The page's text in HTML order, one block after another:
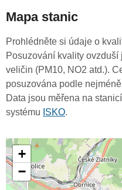
Mapa stanic
Prohlédněte si údaje o
Posuzování kvality
veličin (PM10, NO2 atd.).
posuzována podle
Data jsou měřena na
systému ISKO.
+
−